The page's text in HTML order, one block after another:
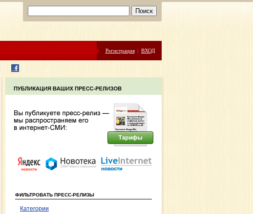
Регистрация | ВХОД
ФИЛЬТРОВАТЬ ПРЕСС-РЕЛИЗЫ
Категории